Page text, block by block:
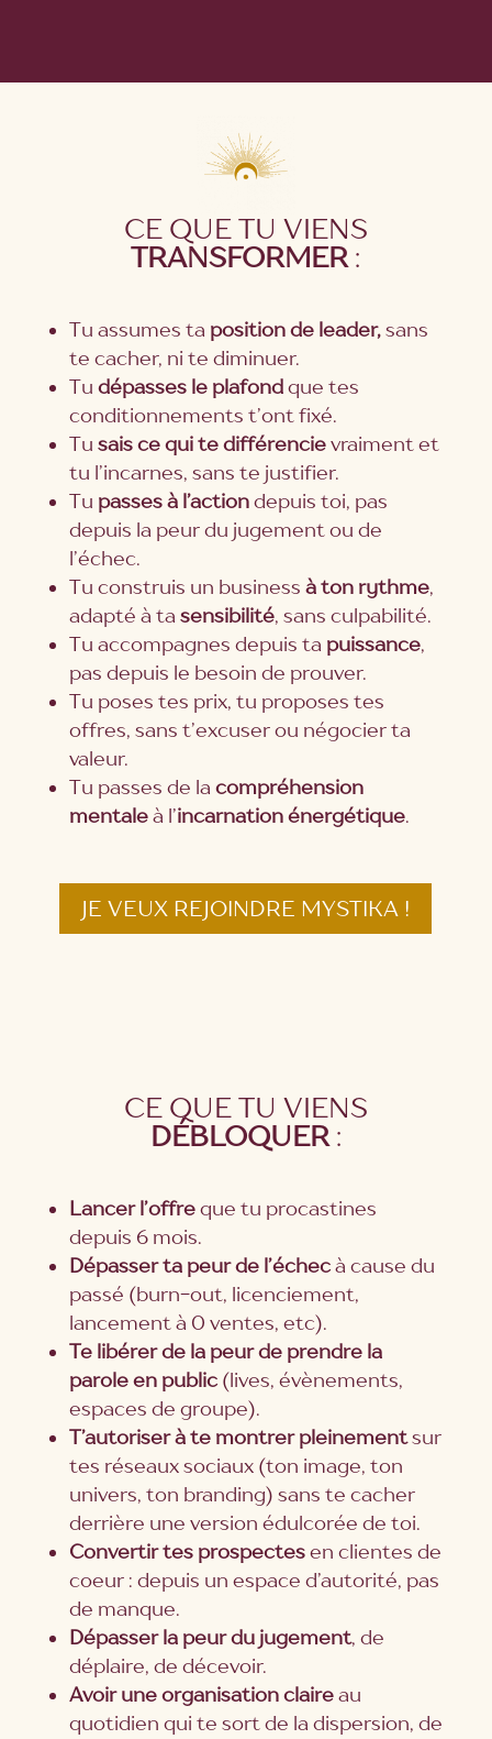
CE QUE TU VIENS
TRANSFORMER :
Tu assumes ta position de leader,sans
te cacher, ni te diminuer.
Tu dépasses le plafondque tes
conditionnements t’ont fixé.
Tu sais ce qui te différencievraiment et
tu l’incarnes, sans te justifier.
Tu passes à l’actiondepuis toi, pas
depuis la peur du jugement ou de
l’échec.
Tu construis un business à ton rythme,
adapté à ta sensibilité, sans culpabilité.
Tu accompagnes depuis ta puissance,
pas depuis le besoin de prouver.
Tu poses tes prix, tu proposes tes
offres, sans t’excuser ou négocier ta
valeur.
Tu passes de la compréhension
mentaleà l’incarnation énergétique.
JE VEUX REJOINDRE MYSTIKA !
CE QUE TU VIENS
DÉBLOQUER:
Lancer l’offreque tu procastines
depuis 6 mois.
Dépasser ta peur de l’échecà cause du
passé (burn-out, licenciement,
lancement à 0 ventes, etc).
Te libérer de la peur de prendre la
parole en public(lives, évènements,
espaces de groupe).
T’autoriser à te montrer pleinementsur
tes réseaux sociaux (ton image, ton
univers, ton branding) sans te cacher
derrière une version édulcorée de toi.
Convertir tes prospectesen clientes de
coeur : depuis un espace d’autorité, pas
de manque.
Dépasser la peur du jugement, de
déplaire, de décevoir.
Avoir une organisation claireau
quotidien qui te sort de la dispersion, de